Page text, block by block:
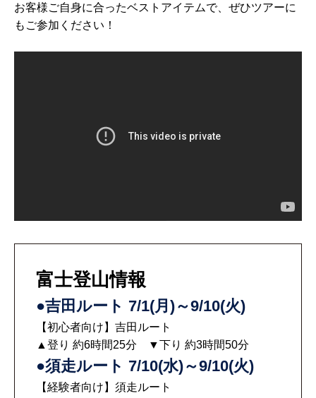
お客様ご自身に合ったベストアイテムで、ぜひツアーに
もご参加ください！
富士登山情報
●吉田ルート 7/1(月)～9/10(火)
【初心者向け】吉田ルート
▲登り 約6時間25分 ▼下り 約3時間50分
●須走ルート 7/10(水)～9/10(火)
【経験者向け】須走ルート